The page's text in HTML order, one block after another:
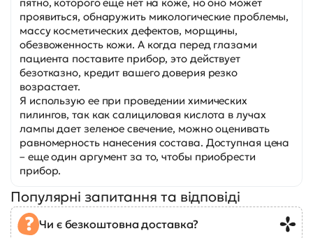
проявиться, обнаружить микологические проблемы,
массу косметических дефектов, морщины,
обезвоженность кожи. А когда перед глазами
пациента поставите прибор, это действует
безотказно, кредит вашего доверия резко
возрастает.
Я использую ее при проведении химических
пилингов, так как салициловая кислота в лучах
лампы дает зеленое свечение, можно оценивать
равномерность нанесения состава. Доступная цена
– еще один аргумент за то, чтобы приобрести
прибор.
Популярні запитання та відповіді
Чи є безкоштовна доставка?